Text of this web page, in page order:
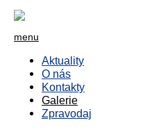
menu
Aktuality
O nás
Kontakty
Galerie
Zpravodaj